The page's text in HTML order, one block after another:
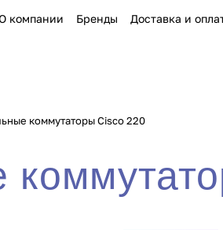
компании Бренды Доставка и
коммутаторы Cisco 220